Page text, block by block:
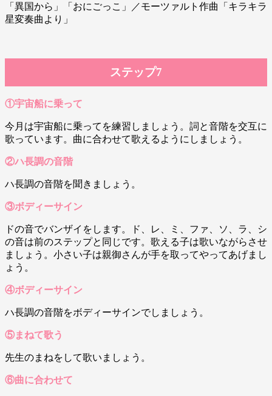
「異国から」「おにごっこ」／モーツァルト作曲「キラキラ
星変奏曲より」
ステップ7
①宇宙船に乗って
今月は宇宙船に乗ってを練習しましょう。詞と音階を交互に
歌っています。曲に合わせて歌えるようにしましょう。
②ハ長調の音階
ハ長調の音階を聞きましょう。
③ボディーサイン
ドの音でバンザイをします。ド、レ、ミ、ファ、ソ、ラ、シ
の音は前のステップと同じです。歌える子は歌いながらさせ
ましょう。小さい子は親御さんが手を取ってやってあげまし
ょう。
④ボディーサイン
ハ長調の音階をボディーサインでしましょう。
⑤まねて歌う
先生のまねをして歌いましょう。
⑥曲に合わせて